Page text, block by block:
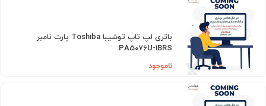
باتری لپ تاپ توشیبا Toshiba پارت نامبر
PA5076U-1BRS
ناموجود